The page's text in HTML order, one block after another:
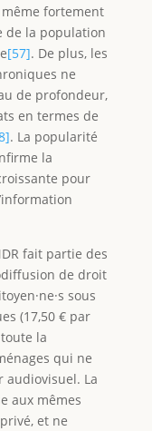
fortement
de la population
[57]. De plus, les
ne
de profondeur,
en termes de
. La popularité
la
pour
fait partie des
de droit
sous
(17,50 € par
la
qui ne
audiovisuel. La
aux mêmes
et ne